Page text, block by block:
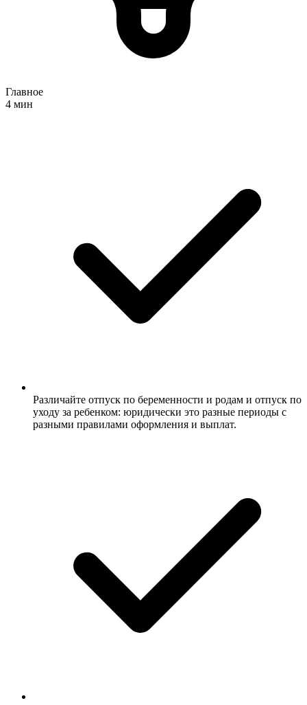
Главное
4 мин
Различайте отпуск по беременности и родам и отпуск по
уходу за ребенком: юридически это разные периоды с
разными правилами оформления и выплат.